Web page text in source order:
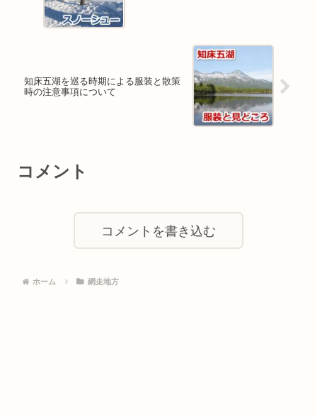
知床五湖を巡る時期による服装と散策
時の注意事項について
コメント
コメントを書き込む
ホーム 網走地方